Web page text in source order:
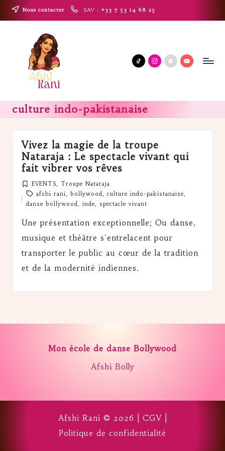
Skip
Nous contacter SAV : +33 7 53 14 68 25
i
n
Boutique
Tik Instagram
snapchatYoutube
culture indo-pakistanaise
Vivez la magie de la troupe
Nataraja : Le spectacle vivant qui
fait vibrer vos rêves
Posted
EVENTS, Troupe Nataraja
Tags:afshi rani, bollywood,culture indo-pakistanaise,
danse bollywood, inde, spectacle vivant
Une présentation exceptionnelle; Ou danse,
musique et théâtre s'entrelacent pour
transporter le public au cœur de la tradition
et de la modernité indiennes.
Mon école de danse Bollywood
Afshi Bolly
Afshi Rani © 2026 | CGV|
Politique de confidentialité